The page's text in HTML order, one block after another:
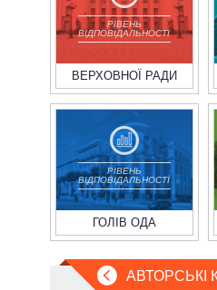
РІВЕНЬ
ВІДПОВІДАЛЬНОСТІ
ВЕРХОВНОЇ РАДИ
РІВЕНЬ
ВІДПОВІДАЛЬНОСТІ
ГОЛІВ ОДА
АВТОРСЬКІ